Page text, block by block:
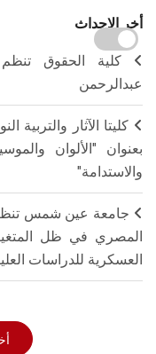
أخر الاحداث
كلية الحقوق
عبدالرحمن
كليتا الآثار والتربية
بعنوان "الألوان
والاستدامة"
جامعة عين شمس تنظم
المصري في ظل
العسكرية للدراسات